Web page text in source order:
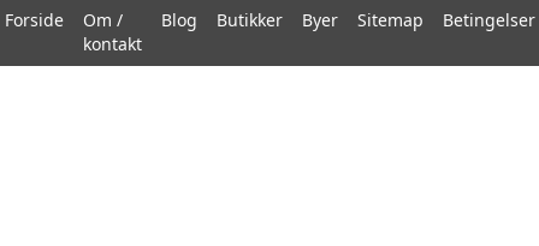
Forside
Om /
kontakt
Blog Butikker Byer Sitemap Betingelser